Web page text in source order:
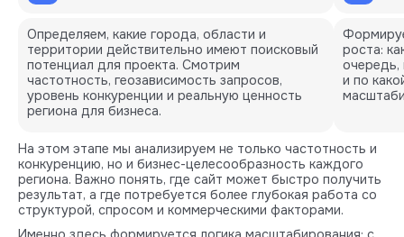
Определяем, какие города, области и
территории действительно имеют поисковый
потенциал для проекта. Смотрим
частотность, геозависимость запросов,
уровень конкуренции и реальную ценность
региона для бизнеса.
роста:
очередь,
и по
На этом этапе мы анализируем не только частотность и
конкуренцию, но и бизнес-целесообразность каждого
региона. Важно понять, где сайт может быстро получить
результат, а где потребуется более глубокая работа со
структурой, спросом и коммерческими факторами.